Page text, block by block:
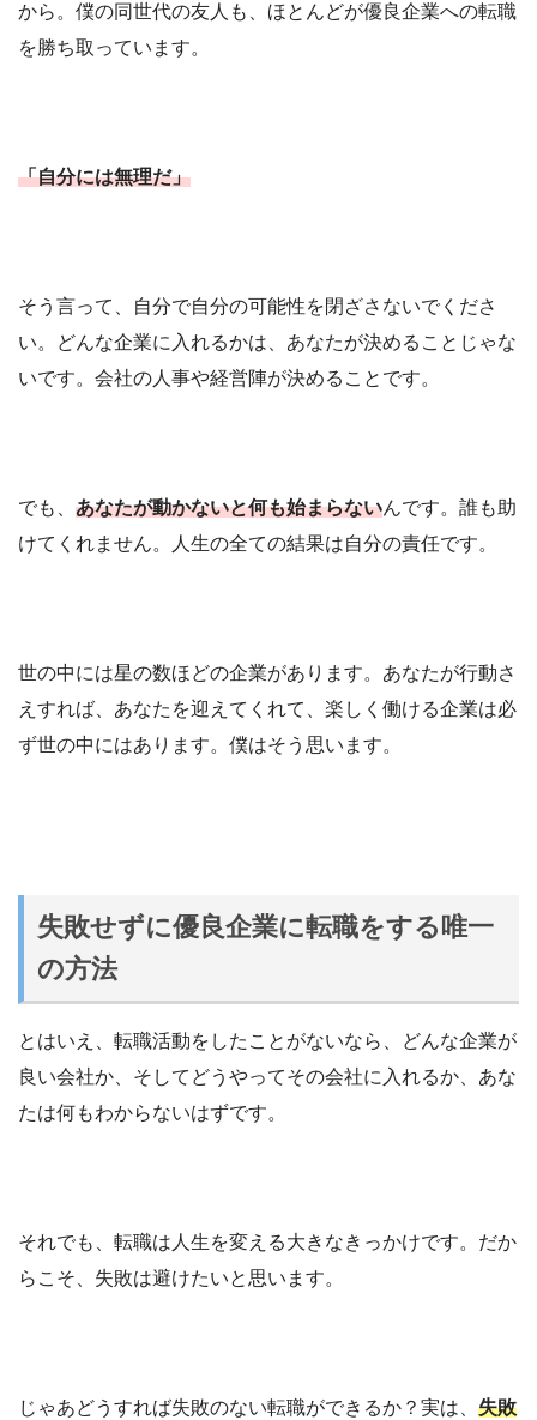
から。僕の同世代の友人も、ほとんどが優良企業への転職
を勝ち取っています。
「自分には無理だ」
そう言って、自分で自分の可能性を閉ざさないでくださ
い。どんな企業に入れるかは、あなたが決めることじゃな
いです。会社の人事や経営陣が決めることです。
でも、 あなたが動かないと何も始まらないんです。誰も助
けてくれません。人生の全ての結果は自分の責任です。
世の中には星の数ほどの企業があります。あなたが行動さ
えすれば、あなたを迎えてくれて、楽しく働ける企業は必
ず世の中にはあります。僕はそう思います。
失敗せずに優良企業に転職をする唯一
の方法
とはいえ、転職活動をしたことがないなら、どんな企業が
良い会社か、そしてどうやってその会社に入れるか、あな
たは何もわからないはずです。
それでも、転職は人生を変える大きなきっかけです。だか
らこそ、失敗は避けたいと思います。
じゃあどうすれば失敗のない転職ができるか？実は、 失敗